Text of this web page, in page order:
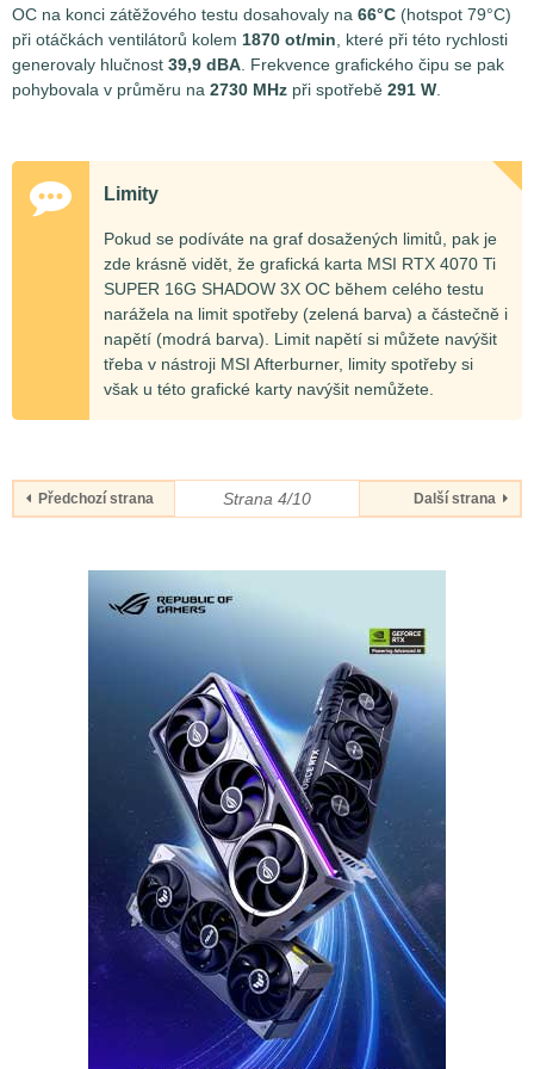
OC na konci zátěžového testu dosahovaly na 66°C (hotspot 79°C)
při otáčkách ventilátorů kolem 1870 ot/min , které při této rychlosti
generovaly hlučnost 39,9 dBA . Frekvence grafického čipu se pak
pohybovala v průměru na 2730 MHz při spotřebě 291 W
Limity
Pokud se podíváte na graf dosažených limitů, pak je
zde krásně vidět, že grafická karta MSI RTX 4070 Ti
SUPER 16G SHADOW 3X OC během celého testu
narážela na limit spotřeby (zelená barva) a částečně i
napětí (modrá barva). Limit napětí si můžete navýšit
třeba v nástroji MSI Afterburner, limity spotřeby si
však u této grafické karty navýšit nemůžete.
Předchozí strana Strana 4/10 Další strana